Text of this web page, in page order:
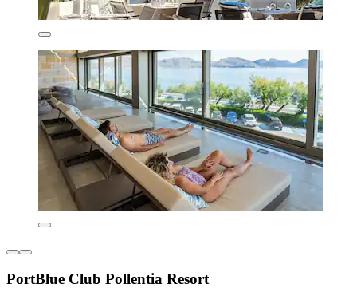
PortBlue Club Pollentia Resort